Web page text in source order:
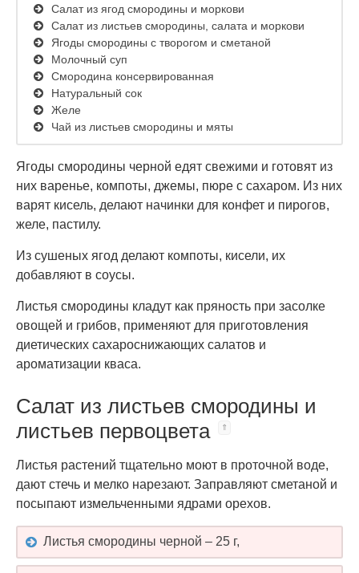
Салат из ягод смородины и моркови
Салат из листьев смородины, салата и моркови
Ягоды смородины с творогом и сметаной
Молочный суп
Смородина консервированная
Натуральный сок
Желе
Чай из листьев смородины и мяты
Ягоды смородины черной едят свежими и готовят из
них варенье, компоты, джемы, пюре с сахаром. Из них
варят кисель, делают начинки для конфет и пирогов,
желе, пастилу.
Из сушеных ягод делают компоты, кисели, их
добавляют в соусы.
Листья смородины кладут как пряность при засолке
овощей и грибов, применяют для приготовления
диетических сахароснижающих салатов и
ароматизации кваса.
Салат из листьев смородины и
листьев первоцвета
Листья растений тщательно моют в проточной воде,
дают стечь и мелко нарезают. Заправляют сметаной и
посыпают измельченными ядрами орехов.
Листья смородины черной – 25 г,